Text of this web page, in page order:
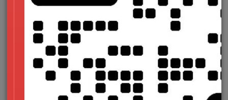
提供“面包屑导航”和快速返回按钮，减少用户迷失感。
响应式设计
确保移动端适配，优化触控操作（如放大表格、简化表单填写步
3.技术实现：安全性与性能优化